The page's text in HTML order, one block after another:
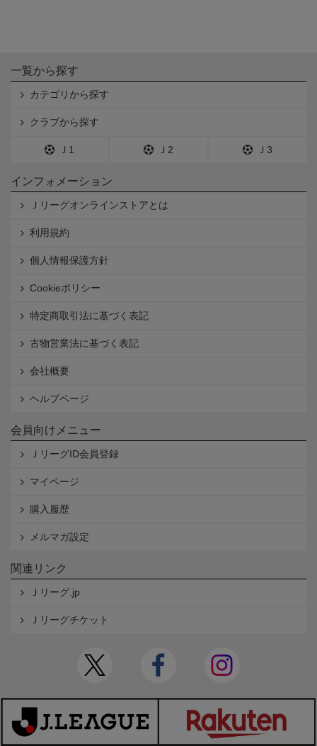
一覧から探す
カテゴリから探す
クラブから探す
Ｊ1 Ｊ2 Ｊ3
インフォメーション
Ｊリーグオンラインストアとは
利用規約
個人情報保護方針
Cookieポリシー
特定商取引法に基づく表記
古物営業法に基づく表記
会社概要
ヘルプページ
会員向けメニュー
ＪリーグID会員登録
マイページ
購入履歴
メルマガ設定
関連リンク
Ｊリーグ.jp
Ｊリーグチケット